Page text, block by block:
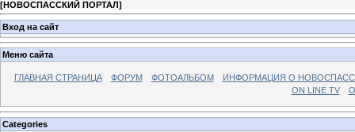
[НОВОСПАССКИЙ ПОРТАЛ]
Вход на сайт
Меню сайта
ГЛАВНАЯ СТРАНИЦА ФОРУМ ФОТОАЛЬБОМ
ИНФОРМАЦИЯ О
ON LINE TV
Categories